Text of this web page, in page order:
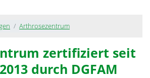
Arthrosezentrum
zertifiziert seit
durch DGFAM